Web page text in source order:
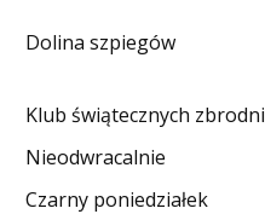
KONTAKT
Dolina szpiegów
Klub świątecznych zbrodni
Nieodwracalnie
Czarny poniedziałek